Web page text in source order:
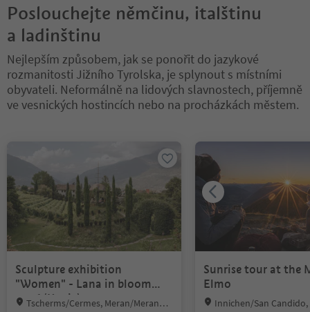
Poslouchejte němčinu, italštinu
a ladinštinu
Nejlepším způsobem, jak se ponořit do jazykové
rozmanitosti Jižního Tyrolska, je splynout s místními
obyvateli. Neformálně na lidových slavnostech, příjemně
ve vesnických hostincích nebo na procházkách městem.
Sculpture exhibition
"Women" - Lana in bloom
2026 (Kopie)
Location:
Tscherms/Cermes, Meran/Merano a
Sunrise tour at the
Elmo
Location:
Innichen/San